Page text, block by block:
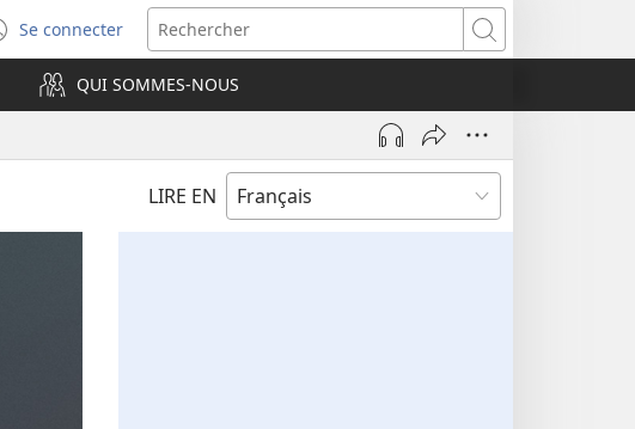
Se connecter
(ouvre
une
nouvelle
fenêtre)
Rechercher
QUI SOMMES-NOUS
LIRE EN